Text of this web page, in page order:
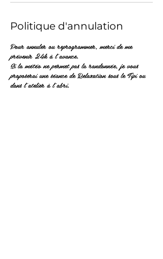
Politique d'annulation
Pour annuler ou reprogrammer, merci de me
prévenir 24h à l'avance.
Si la météo ne permet pas la randonnée, je vous
proposerai une séance de Relaxation sous le Tipi ou
dans l'atelier à l'abri.